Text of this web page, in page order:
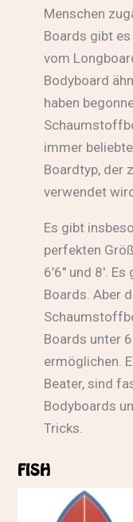
Menschen
Boards gibt
vom
Bodyboard
haben
immer
Boardtyp, der
verwendet
Es gibt
perfekten
6’6″ und 8′.
Boards. Aber
Boards unter
ermöglichen.
Beater, sind
Bodyboards
Tricks.
FISH